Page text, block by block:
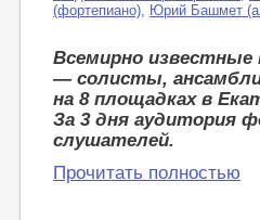
(фортепиано), Юрий Башмет
Всемирно
— солисты,
на 8 площадках в
За 3 дня аудитория
слушателей.
Прочитать полностью